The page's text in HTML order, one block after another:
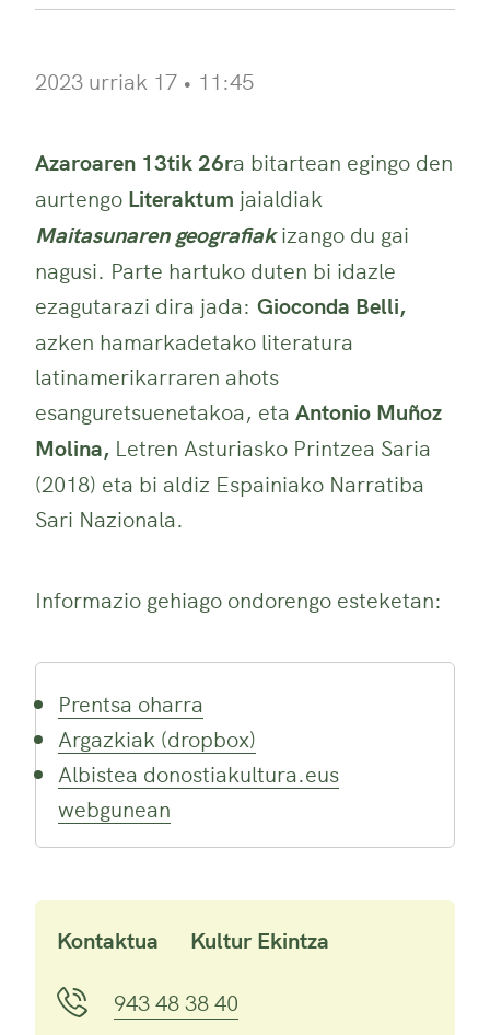
2023 urriak 17 • 11:45
Azaroaren 13tik 26ra bitartean egingo den
aurtengo Literaktum jaialdiak
Maitasunaren geografiakizango du gai
nagusi. Parte hartuko duten bi idazle
ezagutarazi dira jada: Gioconda Belli,
azken hamarkadetako literatura
latinamerikarraren ahots
esanguretsuenetakoa, eta Antonio Muñoz
Molina, Letren Asturiasko Printzea Saria
(2018) eta bi aldiz Espainiako Narratiba
Sari Nazionala.
Informazio gehiago ondorengo esteketan:
Prentsa oharra
Argazkiak (dropbox)
Albistea donostiakultura.eus
webgunean
Kontaktua Kultur Ekintza
943 48 38 40